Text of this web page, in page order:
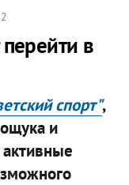
в
спорт",
и